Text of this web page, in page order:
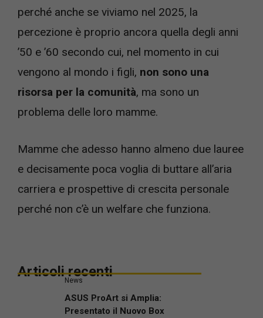
perché anche se viviamo nel 2025, la
percezione è proprio ancora quella degli anni
’50 e ’60 secondo cui, nel momento in cui
vengono al mondo i figli, non sono una
risorsa per la comunità, ma sono un
problema delle loro mamme.
Mamme che adesso hanno almeno due lauree
e decisamente poca voglia di buttare all’aria
carriera e prospettive di crescita personale
perché non c’è un welfare che funziona.
Articoli recenti
News
ASUS ProArt si Amplia:
Presentato il Nuovo Box